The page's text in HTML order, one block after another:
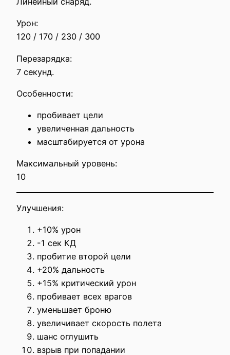
Урон:
120 / 170 / 230 / 300
Перезарядка:
7 секунд.
Особенности:
пробивает цели
увеличенная дальность
масштабируется от урона
Максимальный уровень:
10
Улучшения:
+10% урон
-1 сек КД
пробитие второй цели
+20% дальность
+15% критический урон
пробивает всех врагов
уменьшает броню
увеличивает скорость полета
шанс оглушить
взрыв при попадании